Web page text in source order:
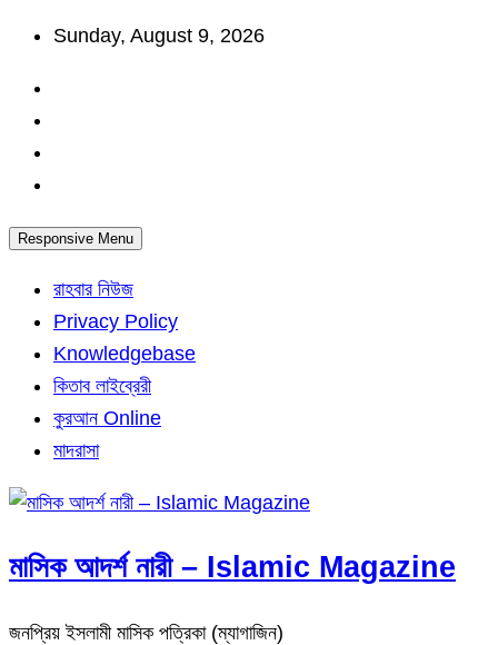
Skip
content
Sunday, August 9, 2026
Responsive Menu
রাহবার নিউজ
Privacy Policy
Knowledgebase
কিতাব লাইব্রেরী
কুরআন Online
মাদরাসা
মাসিক আদর্শ নারী – Islamic Magazine
জনপ্রিয় ইসলামী মাসিক পত্রিকা (ম্যাগাজিন)